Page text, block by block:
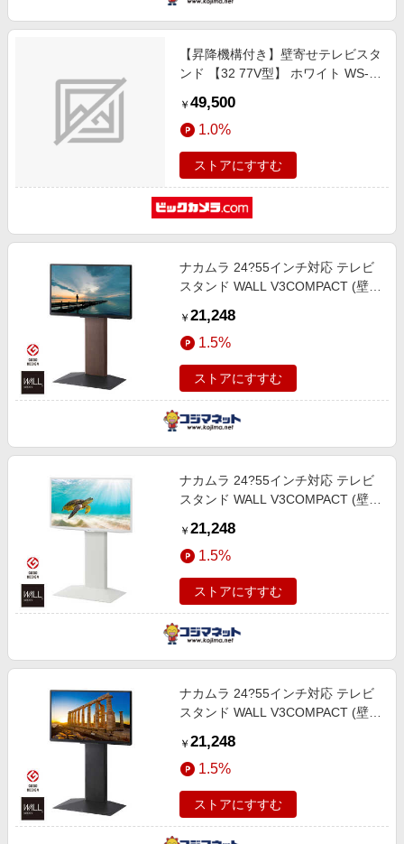
【昇降機構付き】壁寄せテレビスタ
ンド 【32 77V型】 ホワイト WS-
￥ 49,500
1.0%
ストアにすすむ
ナカムラ 24?55インチ対応 テレビ
スタンド WALL V3COMPACT (壁寄
WLTVR5238
￥ 21,248
1.5%
ストアにすすむ
ナカムラ 24?55インチ対応 テレビ
スタンド WALL V3COMPACT (壁寄
WLTVR5111
￥ 21,248
1.5%
ストアにすすむ
ナカムラ 24?55インチ対応 テレビ
スタンド WALL V3COMPACT (壁寄
WLTVR5119
￥ 21,248
1.5%
ストアにすすむ